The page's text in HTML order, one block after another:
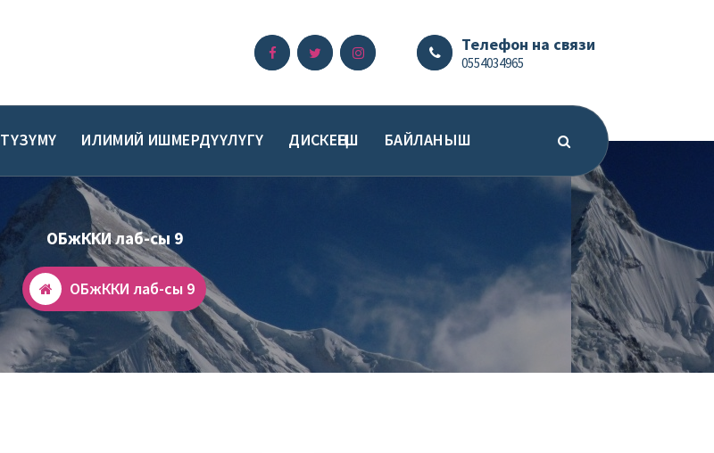
Телефон на связи
0554034965
ТҮЗҮМҮ ИЛИМИЙ ИШМЕРДҮҮЛҮГҮ ДИСКЕҢЕШ БАЙЛАНЫШ
ОБжККИ лаб-сы 9
ОБжККИ лаб-сы 9